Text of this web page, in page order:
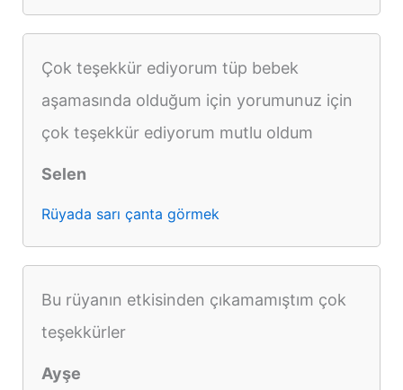
Çok teşekkür ediyorum tüp bebek
aşamasında olduğum için yorumunuz için
çok teşekkür ediyorum mutlu oldum
Selen
Rüyada sarı çanta görmek
Bu rüyanın etkisinden çıkamamıştım çok
teşekkürler
Ayşe